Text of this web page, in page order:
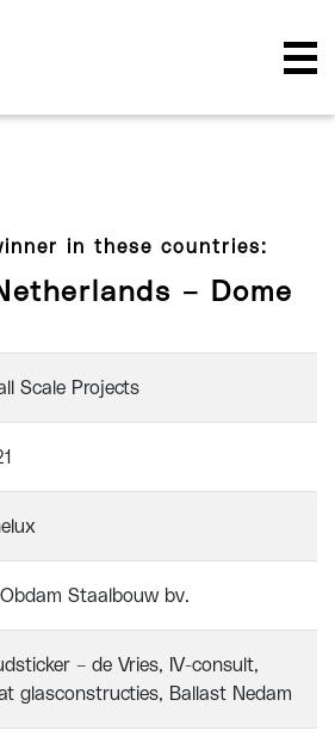
in these countries:
– Dome
Scale Projects
Staalbouw bv.
– de Vries, IV-consult,
glasconstructies, Ballast Nedam